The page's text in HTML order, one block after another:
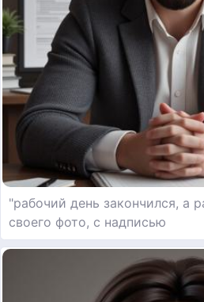
"рабочий день закончился, а
своего фото, с надписью